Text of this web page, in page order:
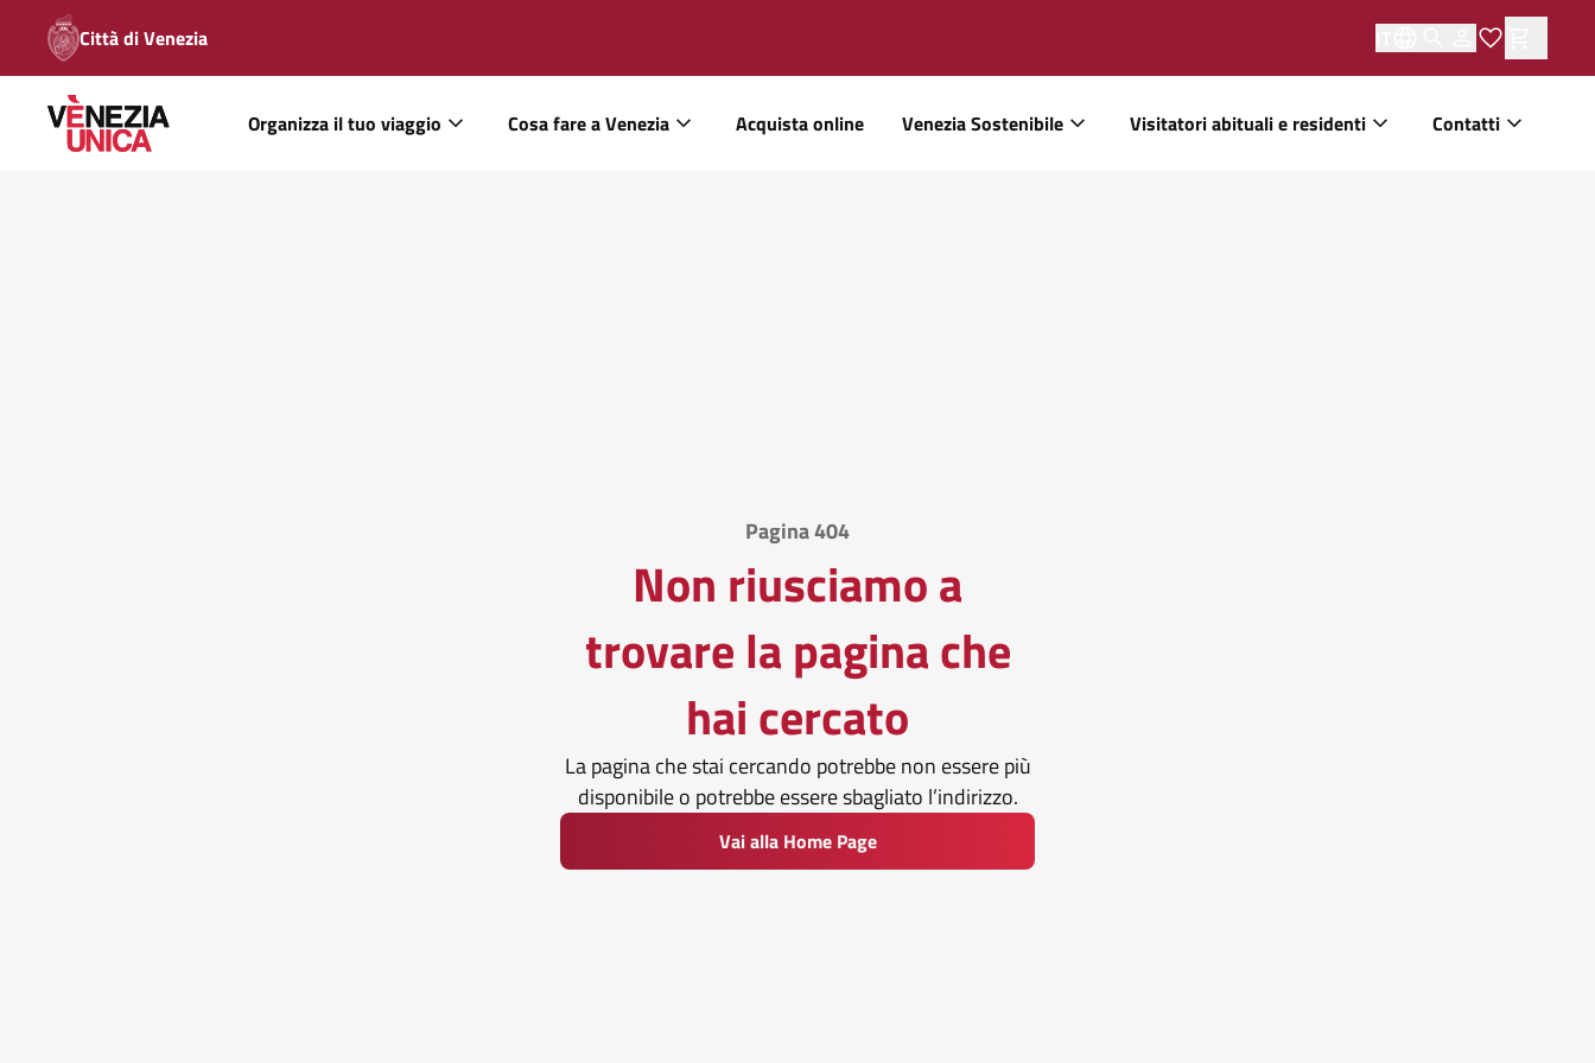
Città di Venezia
Organizza il tuo viaggio Cosa fare a Venezia Acquista online Venezia Sostenibile Visitatori abituali e residenti Contatti
Pagina 404
Non riusciamo a
trovare la pagina che
hai cercato
La pagina che stai cercando potrebbe non essere più
disponibile o potrebbe essere sbagliato l’indirizzo.
Vai alla Home Page